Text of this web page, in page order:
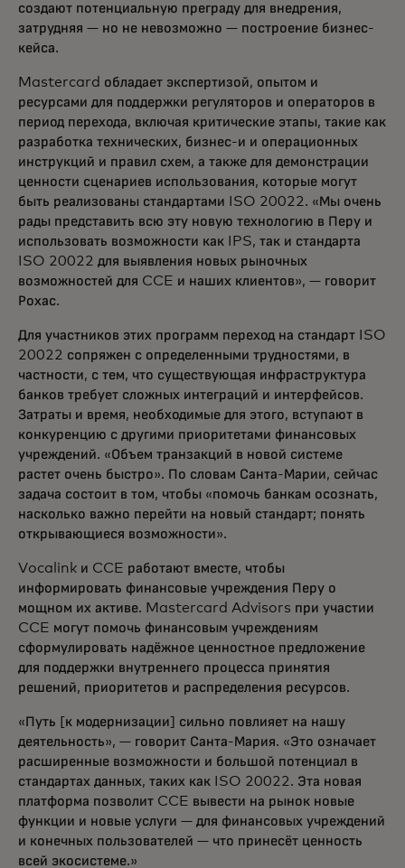
создают потенциальную преграду для внедрения,
затрудняя — но не невозможно — построение бизнес-
кейса.
Mastercard обладает экспертизой, опытом и
ресурсами для поддержки регуляторов и операторов в
период перехода, включая критические этапы, такие как
разработка технических, бизнес-и и операционных
инструкций и правил схем, а также для демонстрации
ценности сценариев использования, которые могут
быть реализованы стандартами ISO 20022. «Мы очень
рады представить всю эту новую технологию в Перу и
использовать возможности как IPS, так и стандарта
ISO 20022 для выявления новых рыночных
возможностей для CCE и наших клиентов», — говорит
Рохас.
Для участников этих программ переход на стандарт ISO
20022 сопряжен с определенными трудностями, в
частности, с тем, что существующая инфраструктура
банков требует сложных интеграций и интерфейсов.
Затраты и время, необходимые для этого, вступают в
конкуренцию с другими приоритетами финансовых
учреждений. «Объем транзакций в новой системе
растет очень быстро». По словам Санта-Марии, сейчас
задача состоит в том, чтобы «помочь банкам осознать,
насколько важно перейти на новый стандарт; понять
открывающиеся возможности».
Vocalink и CCE работают вместе, чтобы
информировать финансовые учреждения Перу о
мощном их активе. Mastercard Advisors при участии
CCE могут помочь финансовым учреждениям
сформулировать надёжное ценностное предложение
для поддержки внутреннего процесса принятия
решений, приоритетов и распределения ресурсов.
«Путь [к модернизации] сильно повлияет на нашу
деятельность», — говорит Санта-Мария. «Это означает
расширенные возможности и большой потенциал в
стандартах данных, таких как ISO 20022. Эта новая
платформа позволит CCE вывести на рынок новые
функции и новые услуги — для финансовых учреждений
и конечных пользователей — что принесёт ценность
всей экосистеме.»